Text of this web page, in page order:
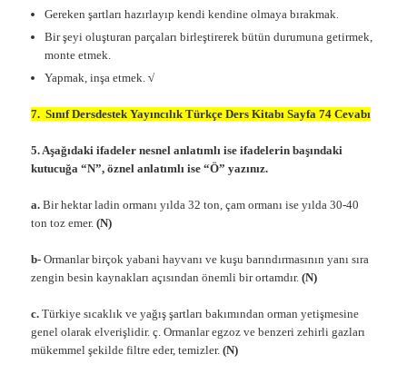
Gereken şartları hazırlayıp kendi kendine olmaya bırakmak.
Bir şeyi oluşturan parçaları birleştirerek bütün durumuna getirmek,
monte etmek.
Yapmak, inşa etmek. √
7. Sınıf Dersdestek Yayıncılık Türkçe Ders Kitabı Sayfa 74 Cevabı
5. Aşağıdaki ifadeler nesnel anlatımlı ise ifadelerin başındaki
kutucuğa “N”, öznel anlatımlı ise “Ö” yazınız.
a. Bir hektar ladin ormanı yılda 32 ton, çam ormanı ise yılda 30-40
ton toz emer. (N)
b- Ormanlar birçok yabani hayvanı ve kuşu barındırmasının yanı sıra
zengin besin kaynakları açısından önemli bir ortamdır. (N)
c. Türkiye sıcaklık ve yağış şartları bakımından orman yetişmesine
genel olarak elverişlidir. ç. Ormanlar egzoz ve benzeri zehirli gazları
mükemmel şekilde filtre eder, temizler. (N)